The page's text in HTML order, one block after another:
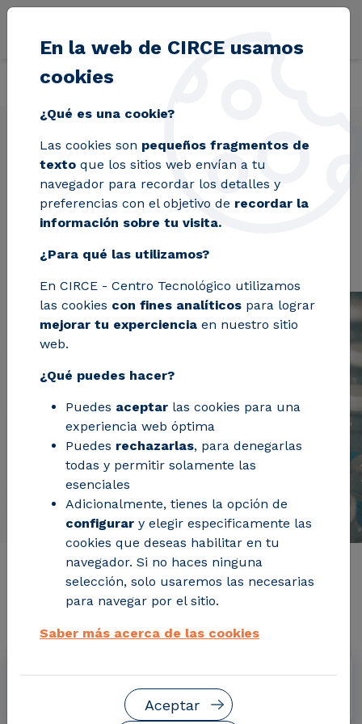
Pasar al contenido principal
Proyectos
CIRC-PACK
Información de interés del
proyecto
Fechas
Mayo 2017 - Junio 2020
En la web de CIRCE usamos
cookies
¿Qué es una cookie?
Las cookies son pequeños fragmentos de
texto que los sitios web envían a tu
navegador para recordar los detalles y
preferencias con el objetivo de recordar la
información sobre tu visita.
¿Para qué las utilizamos?
En CIRCE - Centro Tecnológico utilizamos
las cookies con fines analíticos para lograr
mejorar tu experciencia en nuestro sitio
web.
¿Qué puedes hacer?
Puedes aceptar las cookies para una
experiencia web óptima
Puedes rechazarlas, para denegarlas
todas y permitir solamente las
esenciales
Adicionalmente, tienes la opción de
configurar y elegir especificamente las
cookies que deseas habilitar en tu
navegador. Si no haces ninguna
selección, solo usaremos las necesarias
para navegar por el sitio.
Saber más acerca de las cookies
Aceptar